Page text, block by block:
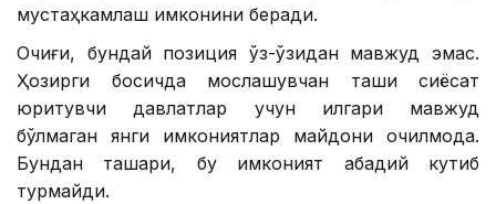
мустаҳкамлаш имконини беради.
Очиғи, бундай позиция ўз-ўзидан мавжуд эмас.
Ҳозирги босқичда мослашувчан ташқи сиёсат
юритувчи давлатлар учун илгари мавжуд
бўлмаган янги имкониятлар майдони очилмоқда.
Бундан ташқари, бу имконият абадий кутиб
турмайди.